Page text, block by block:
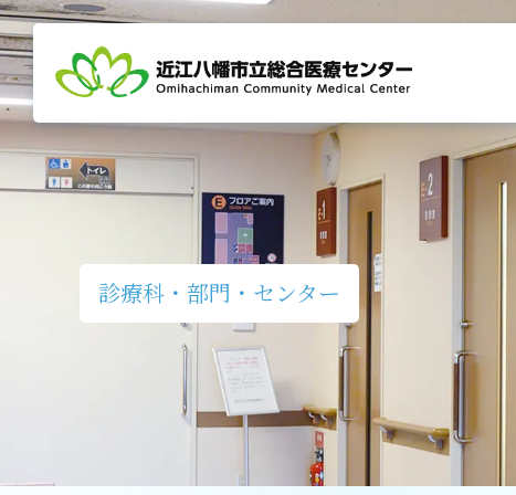
グ
ロ
ー
バ
ル
ビ
本
文
へ
ロ
ー
カ
ル
ナ
ゲ
フ
ッ
タ
ー
へ
診療科・部門・センター